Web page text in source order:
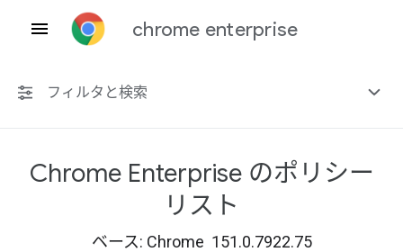
chrome enterprise
フィルタと検索
プラットフォーム共通
Chrome Enterprise のポリシー
リスト
ベース: Chrome 151.0.7922.75